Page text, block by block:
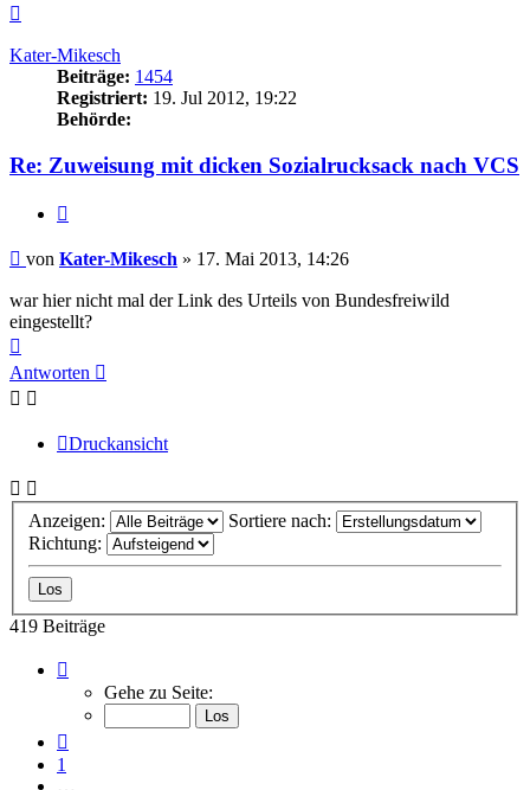
Kater-Mikesch
Beiträge: 1454
Registriert: 19. Jul 2012, 19:22
Behörde:
Re: Zuweisung mit dicken Sozialrucksack nach VCS
Beitrag
von Kater-Mikesch » 17. Mai 2013, 14:26
war hier nicht mal der Link des Urteils von Bundesfreiwild
eingestellt?
oben
Antworten
Druckansicht
Anzeigen:
Sortiere nach:
Richtung:
419 Beiträge
22
von
Gehe zu Seite:
1
…